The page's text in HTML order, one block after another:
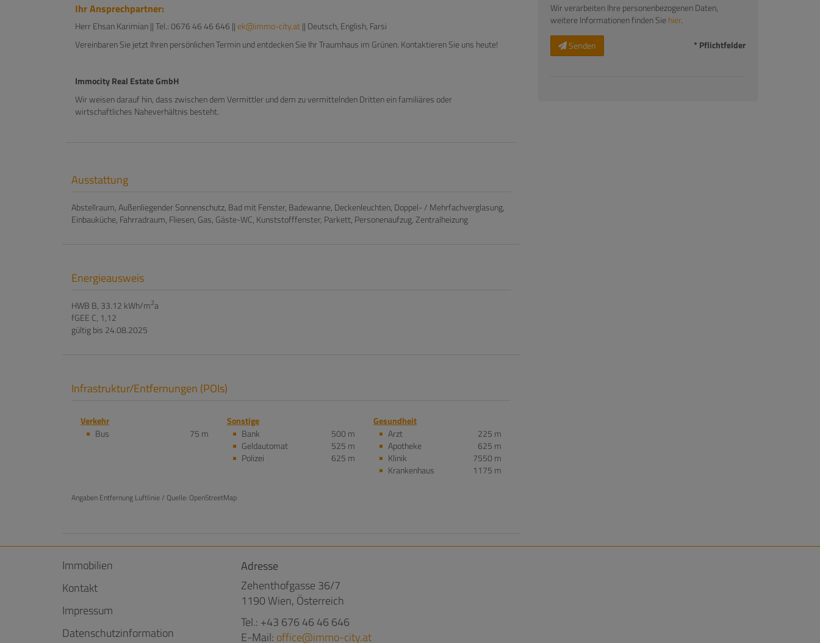
Ihr Ansprechpartner:
Herr Ehsan Karimian || Tel.: 0676 46 46 646 ||ek@immo-city.at|| Deutsch, English, Farsi
Vereinbaren Sie jetzt Ihren persönlichen Termin und entdecken Sie Ihr Traumhaus im Grünen. Kontaktieren Sie uns heute!
Immocity Real Estate GmbH
Wir weisen darauf hin, dass zwischen dem Vermittler und dem zu vermittelnden Dritten ein familiäres oder
wirtschaftliches Naheverhältnis besteht.
Ausstattung
Abstellraum Außenliegender Sonnenschutz Bad mit Fenster Badewanne Deckenleuchten Doppel- / Mehrfachverglasung
Einbauküche Fahrradraum Fliesen Gas Gäste-WC Kunststofffenster Parkett Personenaufzug Zentralheizung
Energieausweis
HWB B, 33.12 kWh/m2a
fGEE C, 1,12
gültig bis 24.08.2025
Infrastruktur/Entfernungen (POIs)
Verkehr
Bus
75 m
Sonstige
Bank
500 m
Geldautomat
525 m
Polizei
625 m
Gesundheit
Arzt
225 m
Apotheke
625 m
Klinik
7550 m
Krankenhaus
1175 m
Angaben Entfernung Luftlinie / Quelle: OpenStreetMap
Wir verarbeiten Ihre personenbezogenen Daten,
weitere Informationen finden Siehier.
Senden
* Pflichtfelder
Immobilien
Kontakt
Impressum
Datenschutzinformation
Adresse
Zehenthofgasse 36/7
1190 Wien, Österreich
Tel.: +43 676 46 46 646
E-Mail: office@immo-city.at